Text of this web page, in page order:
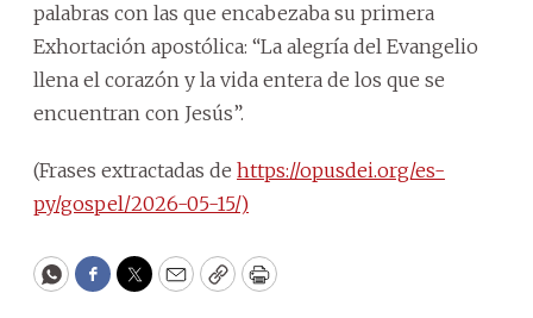
palabras con las que encabezaba su primera
Exhortación apostólica: “La alegría del Evangelio
llena el corazón y la vida entera de los que se
encuentran con Jesús”.
(Frases extractadas de https://opusdei.org/es-
py/gospel/2026-05-15/)
WhatsApp
Facebook
Twitter
EmailCopyPrint